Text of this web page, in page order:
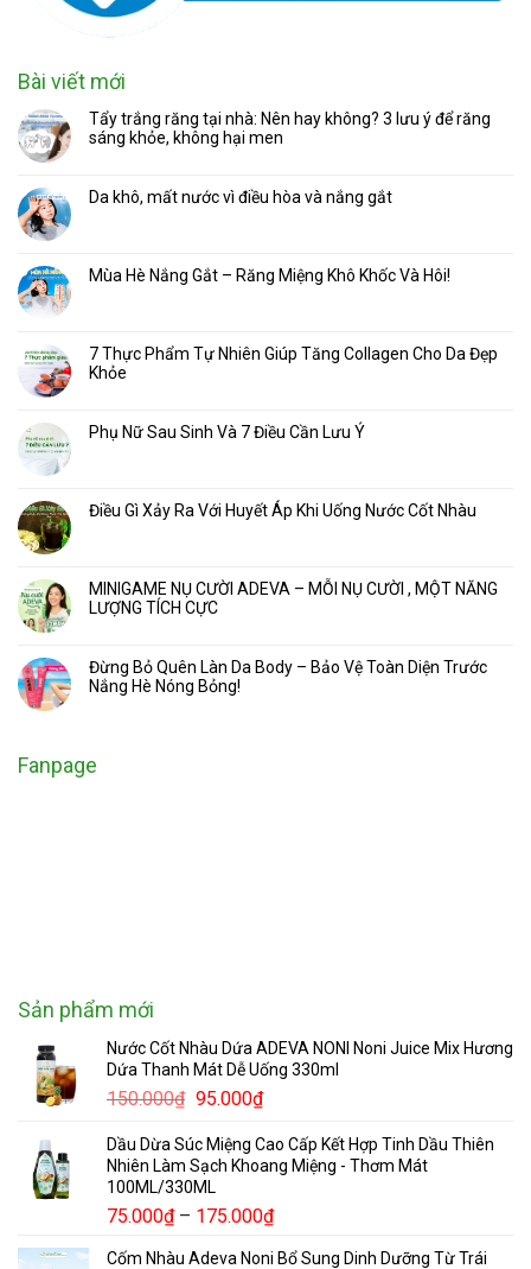
Bài viết mới
Tẩy trắng răng tại nhà: Nên hay không? 3 lưu ý để răng
sáng khỏe, không hại men
Da khô, mất nước vì điều hòa và nắng gắt
Mùa Hè Nắng Gắt – Răng Miệng Khô Khốc Và Hôi!
7 Thực Phẩm Tự Nhiên Giúp Tăng Collagen Cho Da Đẹp
Khỏe
Phụ Nữ Sau Sinh Và 7 Điều Cần Lưu Ý
Điều Gì Xảy Ra Với Huyết Áp Khi Uống Nước Cốt Nhàu
MINIGAME NỤ CƯỜI ADEVA – MỖI NỤ CƯỜI , MỘT NĂNG
LƯỢNG TÍCH CỰC
Đừng Bỏ Quên Làn Da Body – Bảo Vệ Toàn Diện Trước
Nắng Hè Nóng Bỏng!
Fanpage
Sản phẩm mới
Nước Cốt Nhàu Dứa ADEVA NONI Noni Juice Mix Hương
Dứa Thanh Mát Dễ Uống 330ml
150.000₫ Giá
là:
150.000₫.
95.000₫Giá
tại
là:
Dầu Dừa Súc Miệng Cao Cấp Kết Hợp Tinh Dầu Thiên
Nhiên Làm Sạch Khoang Miệng - Thơm Mát
100ML/330ML
75.000₫ – 175.000₫Khoảng
Cốm Nhàu Adeva Noni Bổ Sung Dinh Dưỡng Từ Trái